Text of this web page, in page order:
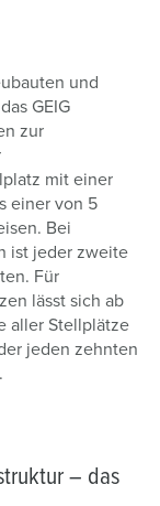
und
GEIG
zur
mit einer
einer von 5
Bei
ist jeder zweite
Für
lässt sich ab
aller Stellplätze
jeden zehnten
– das